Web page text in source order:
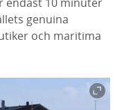
genuina
och maritima